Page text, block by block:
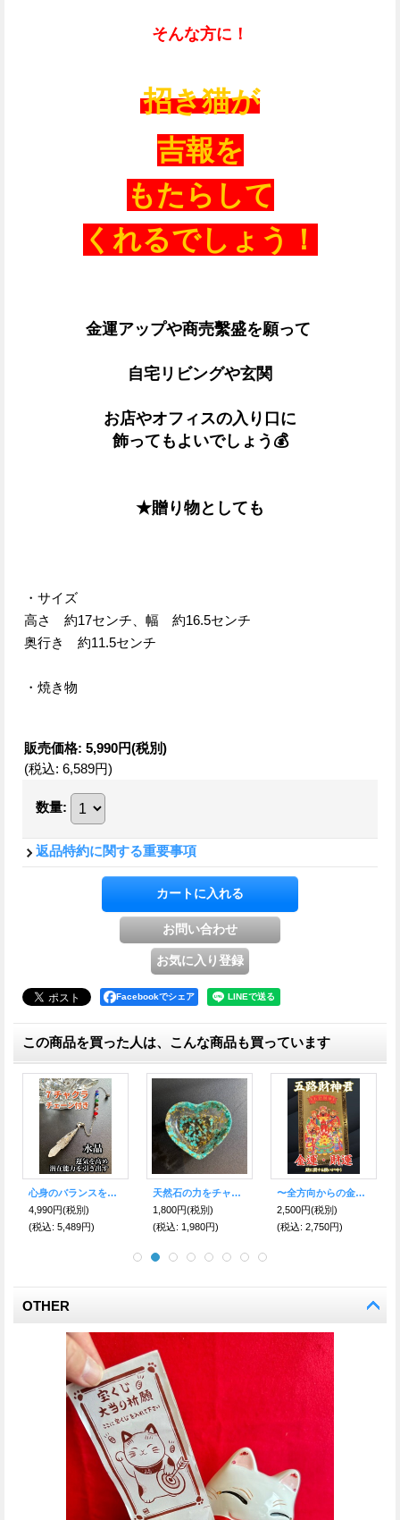
そんな方に！
招き猫が
吉報を
もたらして
くれるでしょう！
金運アップや商売繫盛を願って
自宅リビングや玄関
お店やオフィスの入り口に
飾ってもよいでしょう💰
★贈り物としても
・サイズ
高さ 約17センチ、幅 約16.5センチ
奥行き 約11.5センチ
・焼き物
販売価格: 5,990円(税別)
(税込: 6,589円)
数量:
返品特約に関する重要事項
Facebookでシェア
この商品を買った人は、こんな商品も買っています
天然石の力をチャージ！ハート型トレー♡アマゾナイト
1,800円(税別)
(税込: 1,980円)
万能お香台 天然石さざれサービス付き
2,480円(税別)
(税込: 2,728円)
強力に浄化！きらきら★ヒマラヤン水晶さざれ石 ポーチ付き
1,580円(税別)
(税込: 1,738円)
OTHER